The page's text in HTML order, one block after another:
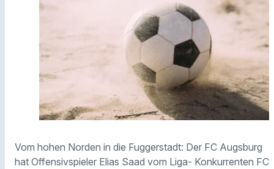
Vom hohen Norden in die Fuggerstadt: Der FC Augsburg
hat Offensivspieler Elias Saad vom Liga- Konkurrenten FC